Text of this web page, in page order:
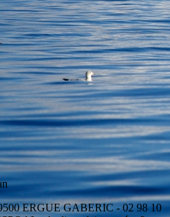
Quimper
ERGUE GABERIC - 02 98 10